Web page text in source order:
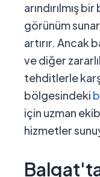
arındırılmış
görünüm
artırır. Ancak
ve diğer
tehditlerle
bölgesindeki
için uzman
hizmetler